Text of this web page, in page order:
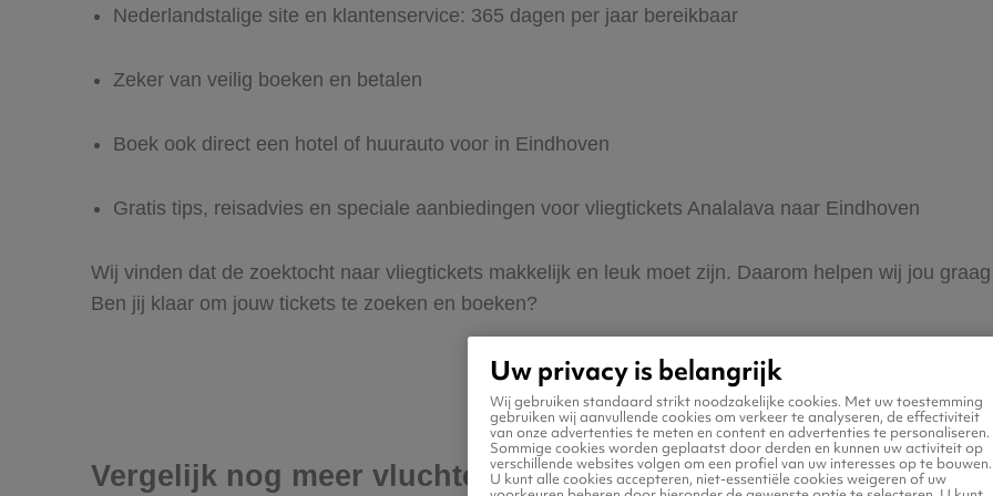
Nederlandstalige site en klantenservice: 365 dagen per jaar bereikbaar
Zeker van veilig boeken en betalen
Boek ook direct een hotel of huurauto voor in Eindhoven
Gratis tips, reisadvies en speciale aanbiedingen voor vliegtickets Analalava naar Eindhoven
Wij vinden dat de zoektocht naar vliegtickets makkelijk en leuk moet zijn. Daarom helpen wij jou
Ben jij klaar om jouw tickets te zoeken en boeken?
Vergelijk nog meer vluchten naar Eindhoven
Uw privacy is belangrijk
Wij gebruiken standaard strikt noodzakelijke cookies. Met uw toestemming
gebruiken wij aanvullende cookies om verkeer te analyseren, de effectiviteit
van onze advertenties te meten en content en advertenties te personaliseren.
Sommige cookies worden geplaatst door derden en kunnen uw activiteit op
verschillende websites volgen om een profiel van uw interesses op te bouwen.
U kunt alle cookies accepteren, niet-essentiële cookies weigeren of uw